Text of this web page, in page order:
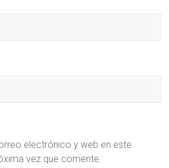
electrónico y web en este
vez que comente.